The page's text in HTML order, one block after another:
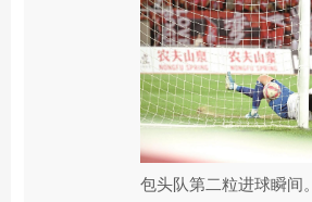
包头队第二粒进球瞬间。